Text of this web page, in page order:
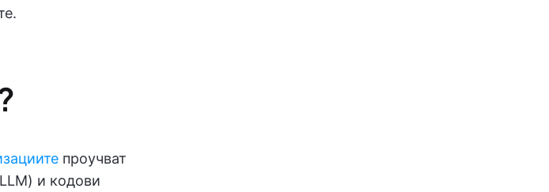
проучват
и кодови